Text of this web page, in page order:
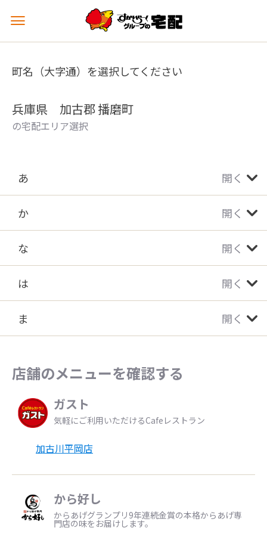
メ
ュ
を
町名（大字通）を選択してください
兵庫県 加古郡 播磨町
の宅配エリア選択
あ 開く
か 開く
な 開く
は 開く
ま 開く
店舗のメニューを確認する
ガスト
気軽にご利用いただけるCafeレストラン
加古川平岡店
から好し
からあげグランプリ9年連続金賞の本格からあげ専
門店の味をお届けします。